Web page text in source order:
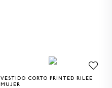
VESTIDO CORTO PRINTED RILEE
MUJER
S